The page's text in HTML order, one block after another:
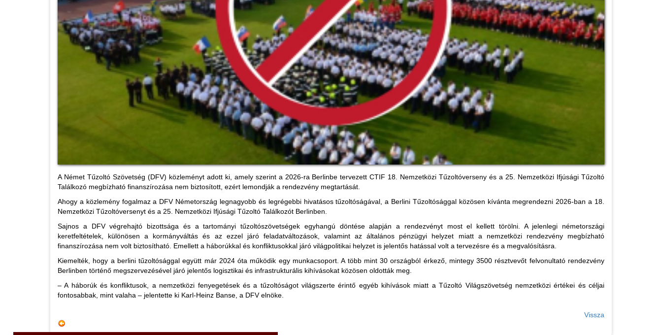
A Német Tűzoltó Szövetség (DFV) közleményt adott ki, amely szerint a 2026-ra Berlinbe tervezett CTIF 18. Nemzetközi Tűzoltóverseny és a 25. Nemzetközi Ifjúsági Tűzoltó
Találkozó megbízható finanszírozása nem biztosított, ezért lemondják a rendezvény megtartását.
Ahogy a közlemény fogalmaz a DFV Németország legnagyobb és legrégebbi hivatásos tűzoltóságával, a Berlini Tűzoltósággal közösen kívánta megrendezni 2026-ban a 18.
Nemzetközi Tűzoltóversenyt és a 25. Nemzetközi Ifjúsági Tűzoltó Találkozót Berlinben.
Sajnos a DFV végrehajtó bizottsága és a tartományi tűzoltószövetségek egyhangú döntése alapján a rendezvényt most el kellett törölni. A jelenlegi németországi
keretfeltételek, különösen a kormányváltás és az ezzel járó feladatváltozások, valamint az általános pénzügyi helyzet miatt a nemzetközi rendezvény megbízható
finanszírozása nem volt biztosítható. Emellett a háborúkkal és konfliktusokkal járó világpolitikai helyzet is jelentős hatással volt a tervezésre és a megvalósításra.
Kiemelték, hogy a berlini tűzoltósággal együtt már 2024 óta működik egy munkacsoport. A több mint 30 országból érkező, mintegy 3500 résztvevőt felvonultató rendezvény
Berlinben történő megszervezésével járó jelentős logisztikai és infrastrukturális kihívásokat közösen oldották meg.
– A háborúk és konfliktusok, a nemzetközi fenyegetések és a tűzoltóságot világszerte érintő egyéb kihívások miatt a Tűzoltó Világszövetség nemzetközi értékei és céljai
fontosabbak, mint valaha – jelentette ki Karl-Heinz Banse, a DFV elnöke.
Vissza